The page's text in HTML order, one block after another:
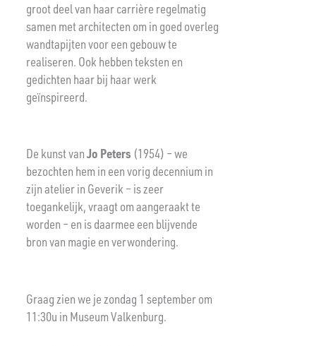
groot deel van haar carrière regelmatig
samen met architecten om in goed overleg
wandtapijten voor een gebouw te
realiseren. Ook hebben teksten en
gedichten haar bij haar werk
geïnspireerd.
De kunst vanJo Peters (1954) – we
bezochten hem in een vorig decennium in
zijn atelier in Geverik – is zeer
toegankelijk, vraagt om aangeraakt te
worden – en is daarmee een blijvende
bron van magie en verwondering.
Graag zien we je zondag 1 september om
11:30u in Museum Valkenburg.